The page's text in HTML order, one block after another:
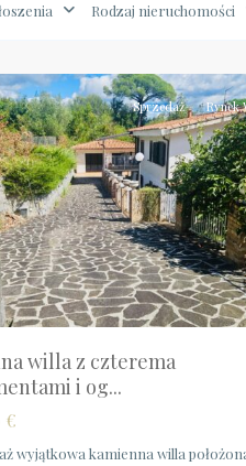
Rodzaj nieruchomości
Sprzedaż Rynek
willa z czterema
i og...
€
wyjątkowa kamienna willa